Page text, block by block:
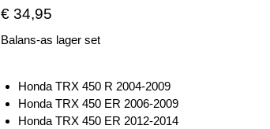
€ 34,95
Balans-as lager set
Honda TRX 450 R 2004-2009
Honda TRX 450 ER 2006-2009
Honda TRX 450 ER 2012-2014